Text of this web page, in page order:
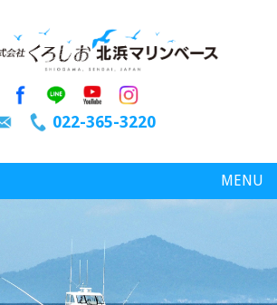
022-365-3220
MENU